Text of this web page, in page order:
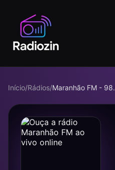
Início/Rádios/Maranhão FM -